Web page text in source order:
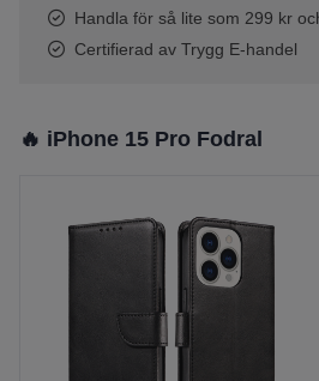
Handla för så lite som 299 kr
Certifierad av Trygg E-handel
🔥 iPhone 15 Pro Fodral